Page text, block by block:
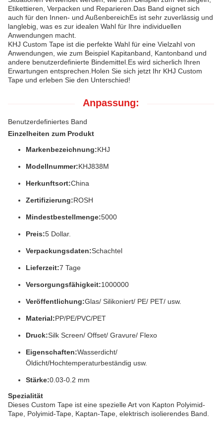
Etikettieren, Verpacken und Reparieren.Das Band eignet sich
auch für den Innen- und AußenbereichEs ist sehr zuverlässig und
langlebig, was es zur idealen Wahl für Ihre individuellen
Anwendungen macht.
KHJ Custom Tape ist die perfekte Wahl für eine Vielzahl von
Anwendungen, wie zum Beispiel Kapitanband, Kantonband und
andere benutzerdefinierte Bindemittel.Es wird sicherlich Ihren
Erwartungen entsprechen.Holen Sie sich jetzt Ihr KHJ Custom
Tape und erleben Sie den Unterschied!
Anpassung:
Benutzerdefiniertes Band
Einzelheiten zum Produkt
Markenbezeichnung:KHJ
Modellnummer:KHJ838M
Herkunftsort:China
Zertifizierung:ROSH
Mindestbestellmenge:5000
Preis:5 Dollar.
Verpackungsdaten:Schachtel
Lieferzeit:7 Tage
Versorgungsfähigkeit:1000000
Veröffentlichung:Glas/ Silikoniert/ PE/ PET/ usw.
Material:PP/PE/PVC/PET
Druck:Silk Screen/ Offset/ Gravure/ Flexo
Eigenschaften:Wasserdicht/
Öldicht/Hochtemperaturbeständig usw.
Stärke:0.03-0.2 mm
Spezialität
Dieses Custom Tape ist eine spezielle Art von Kapton Polyimid-
Tape, Polyimid-Tape, Kaptan-Tape, elektrisch isolierendes Band.